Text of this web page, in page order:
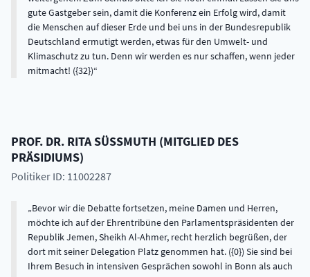
PROF. DR. RITASÜSSMUTH (MITGLIED DES
PRÄSIDIUMS)
Politiker ID: 11002287
Bevor wir die Debatte fortsetzen, meine Damen und Herren,
möchte ich auf der Ehrentribüne den Parlamentspräsidenten der
Republik Jemen, Sheikh Al-Ahmer, recht herzlich begrüßen, der
dort mit seiner Delegation Platz genommen hat. ({0}) Sie sind bei
Ihrem Besuch in intensiven Gesprächen sowohl in Bonn als auch